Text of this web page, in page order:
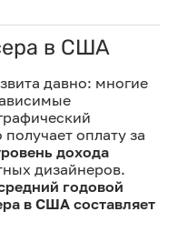
в США
давно: многие
оплату за
дохода
дизайнеров.
годовой
в США составляет